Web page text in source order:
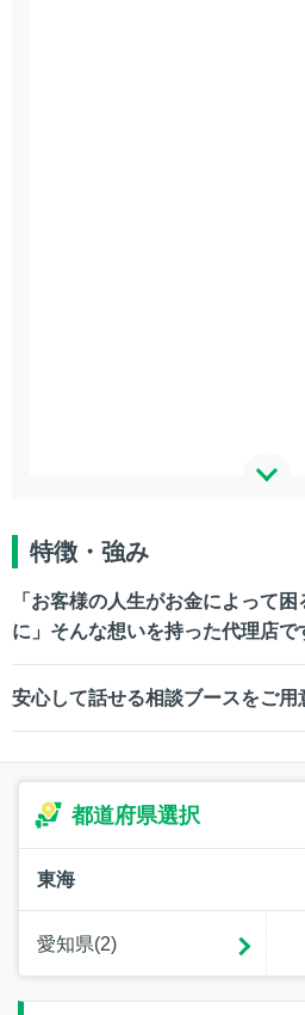
特徴・強み
「お客様の人生がお金によって
に」そんな想いを持った代理店で
安心して話せる相談ブースをご用
都道府県選択
東海
愛知県(2)